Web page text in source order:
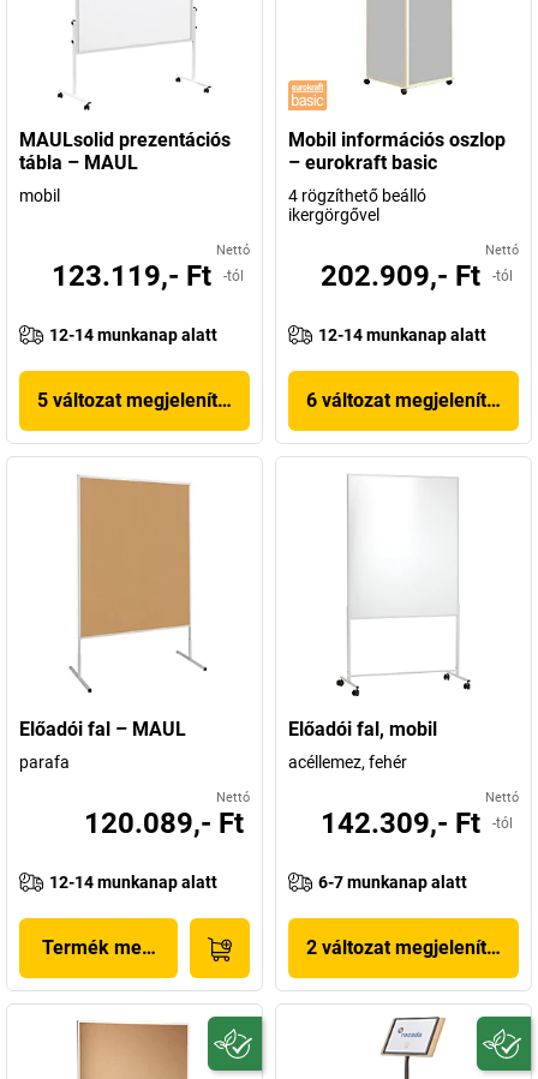
MAULsolid prezentációs
tábla – MAUL
mobil
Nettó
123.119,- Ft -tól
12-14 munkanap alatt
5 változat megjelenítése
Mobil információs oszlop
– eurokraft basic
4 rögzíthető beálló
ikergörgővel
Nettó
202.909,- Ft -tól
12-14 munkanap alatt
6 változat megjelenítése
Előadói fal – MAUL
parafa
Nettó
120.089,- Ft
12-14 munkanap alatt
Termék megjelenítése
Előadói fal, mobil
acéllemez, fehér
Nettó
142.309,- Ft -tól
6-7 munkanap alatt
2 változat megjelenítése